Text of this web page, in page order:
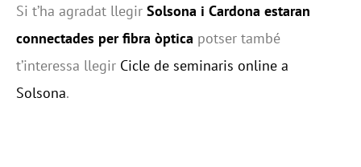
Si t’ha agradat llegir Solsona i Cardona estaran
connectades per fibra òptica potser també
t’interessa llegir Cicle de seminaris online a
Solsona.